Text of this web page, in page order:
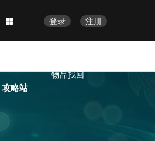
注册
登录
物品找回
攻略站